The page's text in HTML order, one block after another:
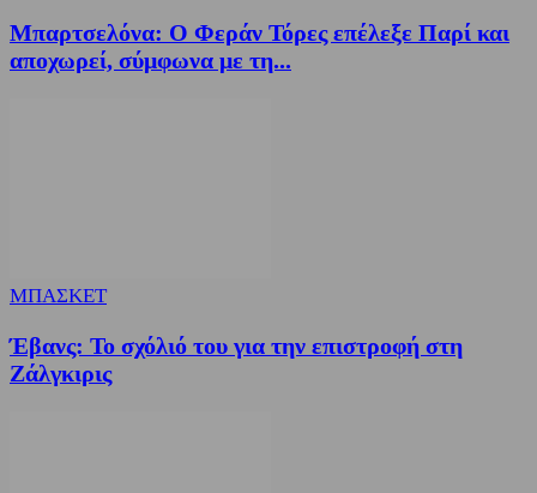
Μπαρτσελόνα: Ο Φεράν Τόρες επέλεξε Παρί και
αποχωρεί, σύμφωνα με τη...
ΜΠΑΣΚΕΤ
Έβανς: Το σχόλιό του για την επιστροφή στη
Ζάλγκιρις